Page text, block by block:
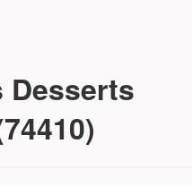
Desserts